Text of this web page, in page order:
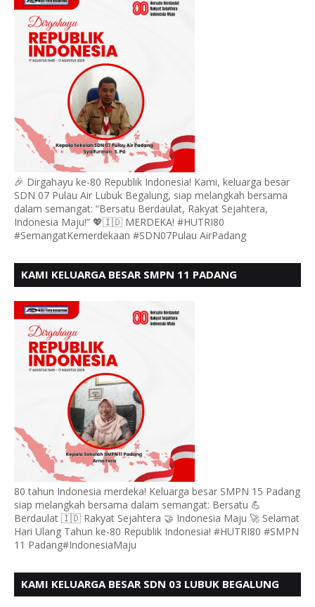
🎉 Dirgahayu ke-80 Republik Indonesia! Kami, keluarga besar
SDN 07 Pulau Air Lubuk Begalung, siap melangkah bersama
dalam semangat: “Bersatu Berdaulat, Rakyat Sejahtera,
Indonesia Maju!” 💖🇮🇩 MERDEKA! #HUTRI80
#SemangatKemerdekaan #SDN07Pulau AirPadang
KAMI KELUARGA BESAR SMPN 11 PADANG
BERDAULAT
80 tahun Indonesia merdeka! Keluarga besar SMPN 15 Padang
siap melangkah bersama dalam semangat: Bersatu 💪
Berdaulat 🇮🇩 Rakyat Sejahtera 🤝 Indonesia Maju 🚀 Selamat
Hari Ulang Tahun ke-80 Republik Indonesia! #HUTRI80 #SMPN
11 Padang#IndonesiaMaju
KAMI KELUARGA BESAR SDN 03 LUBUK BEGALUNG